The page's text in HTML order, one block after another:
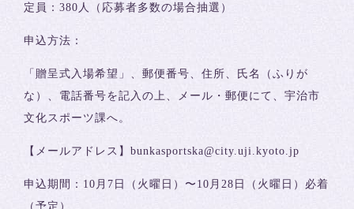
定員：380人（応募者多数の場合抽選）
申込方法：
「贈呈式入場希望」、郵便番号、住所、氏名（ふりが
な）、電話番号を記入の上、メール・郵便にて、宇治市
文化スポーツ課へ。
【メールアドレス】bunkasportska@city.uji.kyoto.jp
申込期間：10月7日（火曜日）〜10月28日（火曜日）必着
（予定）